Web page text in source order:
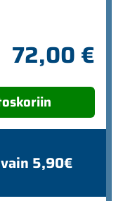
72,00 €
5,90€